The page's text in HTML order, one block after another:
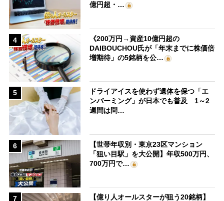
億円超・…
4
《200万円→資産10億円超の
DAIBOUCHOU氏が「年末までに株価倍
増期待」の5銘柄を公…
5
ドライアイスを使わず遺体を保つ「エ
ンバーミング」が日本でも普及 1～2
週間は問…
6
【世帯年収別・東京23区マンション
「狙い目駅」を大公開】年収500万円、
700万円で…
7
【億り人オールスターが狙う20銘柄】